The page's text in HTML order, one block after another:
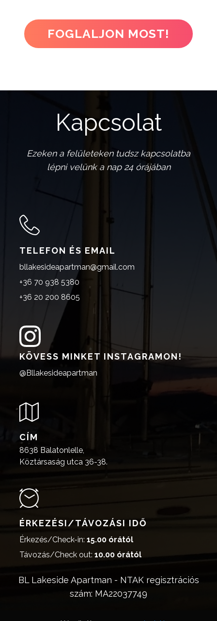
FOGLALJON MOST!
Kapcsolat
Ezeken a felületeken tudsz kapcsolatba
lépni velünk a nap 24 órájában
TELEFON ÉS EMAIL
bllakesideapartman@gmail.com
+36 70 938 5380
+36 20 200 8605
KÖVESS MINKET INSTAGRAMON!
@Bllakesideapartman
CÍM
8638 Balatonlelle,
Köztársaság utca 36-38.
ÉRKEZÉSI/TÁVOZÁSI IDŐ
Érkezés/Check-in: 15.00 órától
Távozás/Check out: 10.00 órától
BL Lakeside Apartman - NTAK regisztrációs
szám: MA22037749